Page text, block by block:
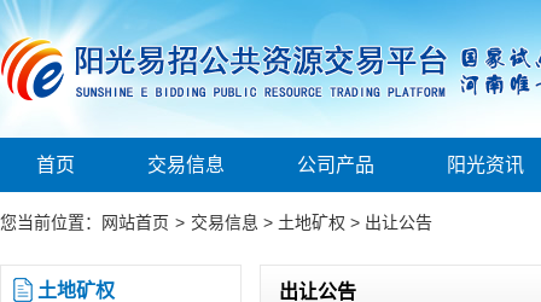
首页 交易信息 公司产品 阳光资讯
您当前位置： 网站首页 > 交易信息 > 土地矿权 > 出让公告
土地矿权 出让公告